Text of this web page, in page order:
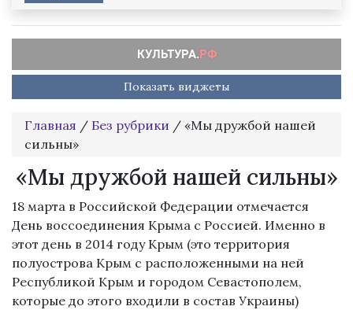
Показать виджеты
Главная / Без рубрики / «Мы дружбой нашей
сильны»
«Мы дружбой нашей сильны»
18 марта в Российской Федерации отмечается
День воссоединения Крыма с Россией. Именно в
этот день в 2014 году Крым (это территория
полуострова Крым с расположенными на ней
Республикой Крым и городом Севастополем,
которые до этого входили в состав Украины)